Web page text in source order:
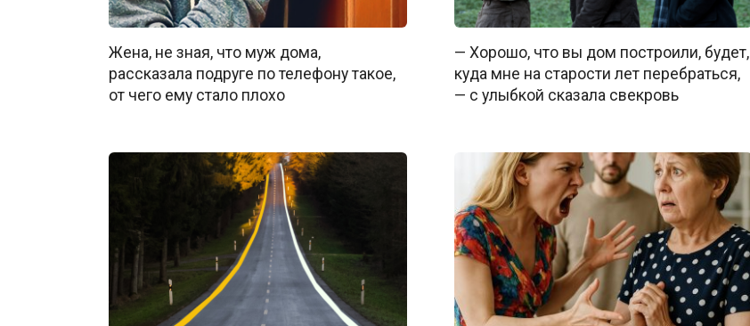
Жена, не зная, что муж дома,
рассказала подруге по телефону такое,
от чего ему стало плохо
— Хорошо, что вы дом построили, будет,
куда мне на старости лет перебраться,
— с улыбкой сказала свекровь